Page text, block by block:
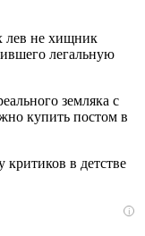
лев не хищник
легальную
земляка с
купить постом в
в детстве
i